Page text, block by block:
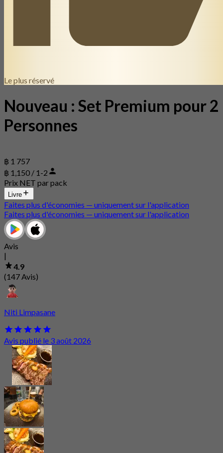
Le plus réservé
Nouveau : Set Premium pour 2
Personnes
฿ 1 757
฿ 1,150 / 1-2
Prix NET par pack
Livre
Faites plus d'économies — uniquement sur l'application
Faites plus d'économies — uniquement sur l'application
Avis
|
4.9
(147 Avis)
Niti Limpasane
Avis publié le 3 août 2026